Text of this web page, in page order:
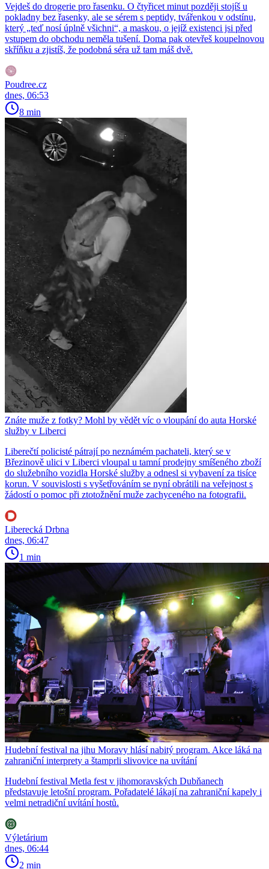
Vejdeš do drogerie pro řasenku. O čtyřicet minut později stojíš u
pokladny bez řasenky, ale se sérem s peptidy, tvářenkou v odstínu,
který „teď nosí úplně všichni“, a maskou, o jejíž existenci jsi před
vstupem do obchodu neměla tušení. Doma pak otevřeš koupelnovou
skříňku a zjistíš, že podobná séra už tam máš dvě.
Poudree.cz
dnes, 06:53
8 min
Znáte muže z fotky? Mohl by vědět víc o vloupání do auta Horské
služby v Liberci
Liberečtí policisté pátrají po neznámém pachateli, který se v
Březinově ulici v Liberci vloupal u tamní prodejny smíšeného zboží
do služebního vozidla Horské služby a odnesl si vybavení za tisíce
korun. V souvislosti s vyšetřováním se nyní obrátili na veřejnost s
žádostí o pomoc při ztotožnění muže zachyceného na fotografii.
Liberecká Drbna
dnes, 06:47
1 min
Hudební festival na jihu Moravy hlásí nabitý program. Akce láká na
zahraniční interprety a štamprli slivovice na uvítání
Hudební festival Metla fest v jihomoravských Dubňanech
představuje letošní program. Pořadatelé lákají na zahraniční kapely i
velmi netradiční uvítání hostů.
Výletárium
dnes, 06:44
2 min